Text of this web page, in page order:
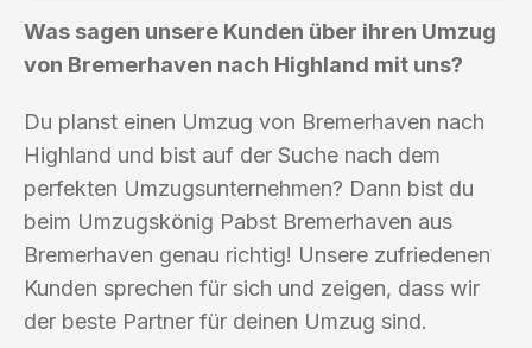
Was sagen unsere Kunden über ihren Umzug
von Bremerhaven nach Highland mit uns?
Du planst einen Umzug von Bremerhaven nach
Highland und bist auf der Suche nach dem
perfekten Umzugsunternehmen? Dann bist du
beim Umzugskönig Pabst Bremerhaven aus
Bremerhaven genau richtig! Unsere zufriedenen
Kunden sprechen für sich und zeigen, dass wir
der beste Partner für deinen Umzug sind.